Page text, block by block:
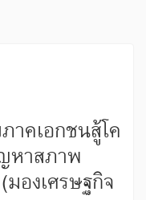
าคเอกชนสู้โค
หาสภาพ
องเศรษฐกิจ